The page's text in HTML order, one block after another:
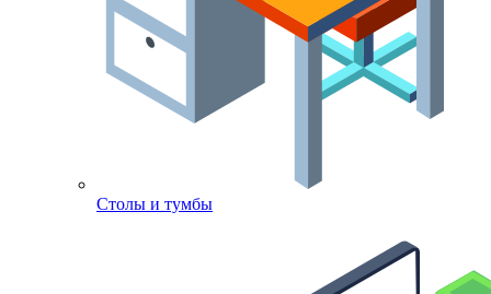
Столы и тумбы